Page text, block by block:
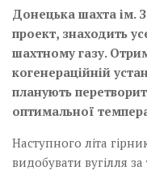
Донецька шахта ім.
проект, знаходить
шахтному газу.
когенераційній
планують
оптимальної
Наступного літа
видобувати вугілля